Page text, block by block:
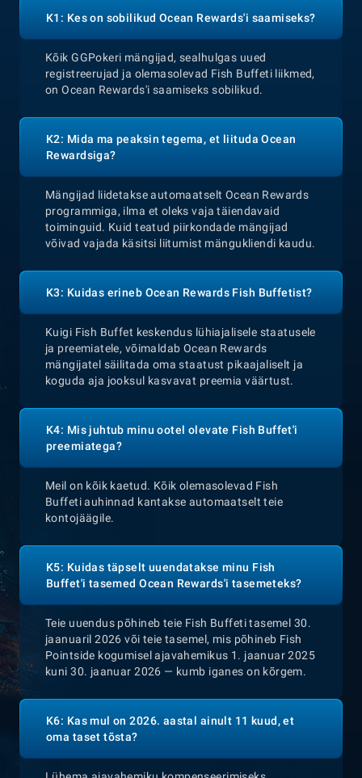
K1: Kes on sobilikud Ocean Rewards'i saamiseks?
Kõik GGPokeri mängijad, sealhulgas uued
registreerujad ja olemasolevad Fish Buffeti liikmed,
on Ocean Rewards'i saamiseks sobilikud.
K2: Mida ma peaksin tegema, et liituda Ocean
Rewardsiga?
Mängijad liidetakse automaatselt Ocean Rewards
programmiga, ilma et oleks vaja täiendavaid
toiminguid. Kuid teatud piirkondade mängijad
võivad vajada käsitsi liitumist mängukliendi kaudu.
K3: Kuidas erineb Ocean Rewards Fish Buffetist?
Kuigi Fish Buffet keskendus lühiajalisele staatusele
ja preemiatele, võimaldab Ocean Rewards
mängijatel säilitada oma staatust pikaajaliselt ja
koguda aja jooksul kasvavat preemia väärtust.
K4: Mis juhtub minu ootel olevate Fish Buffet'i
preemiatega?
Meil on kõik kaetud. Kõik olemasolevad Fish
Buffeti auhinnad kantakse automaatselt teie
kontojäägile.
K5: Kuidas täpselt uuendatakse minu Fish
Buffet'i tasemed Ocean Rewards'i tasemeteks?
Teie uuendus põhineb teie Fish Buffeti tasemel 30.
jaanuaril 2026 või teie tasemel, mis põhineb Fish
Pointside kogumisel ajavahemikus 1. jaanuar 2025
kuni 30. jaanuar 2026 — kumb iganes on kõrgem.
K6: Kas mul on 2026. aastal ainult 11 kuud, et
oma taset tõsta?